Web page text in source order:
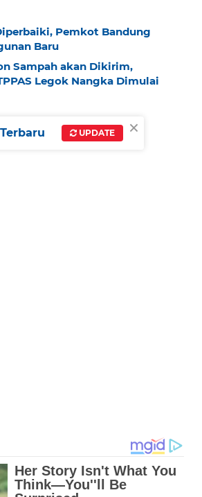
Pemkot Bandung
Baru
Sampah akan Dikirim,
Legok Nangka Dimulai
×
UPDATE